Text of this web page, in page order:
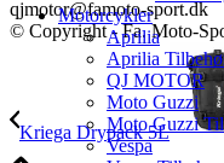
Motorcykler
Aprilia
Aprilia
QJ MOTOR
Moto Guzzi
Moto Guzzi
Vespa
qjmotor@famoto-sport.dk
© Copyright - Fa. Moto-
Kriega Drypack 5L